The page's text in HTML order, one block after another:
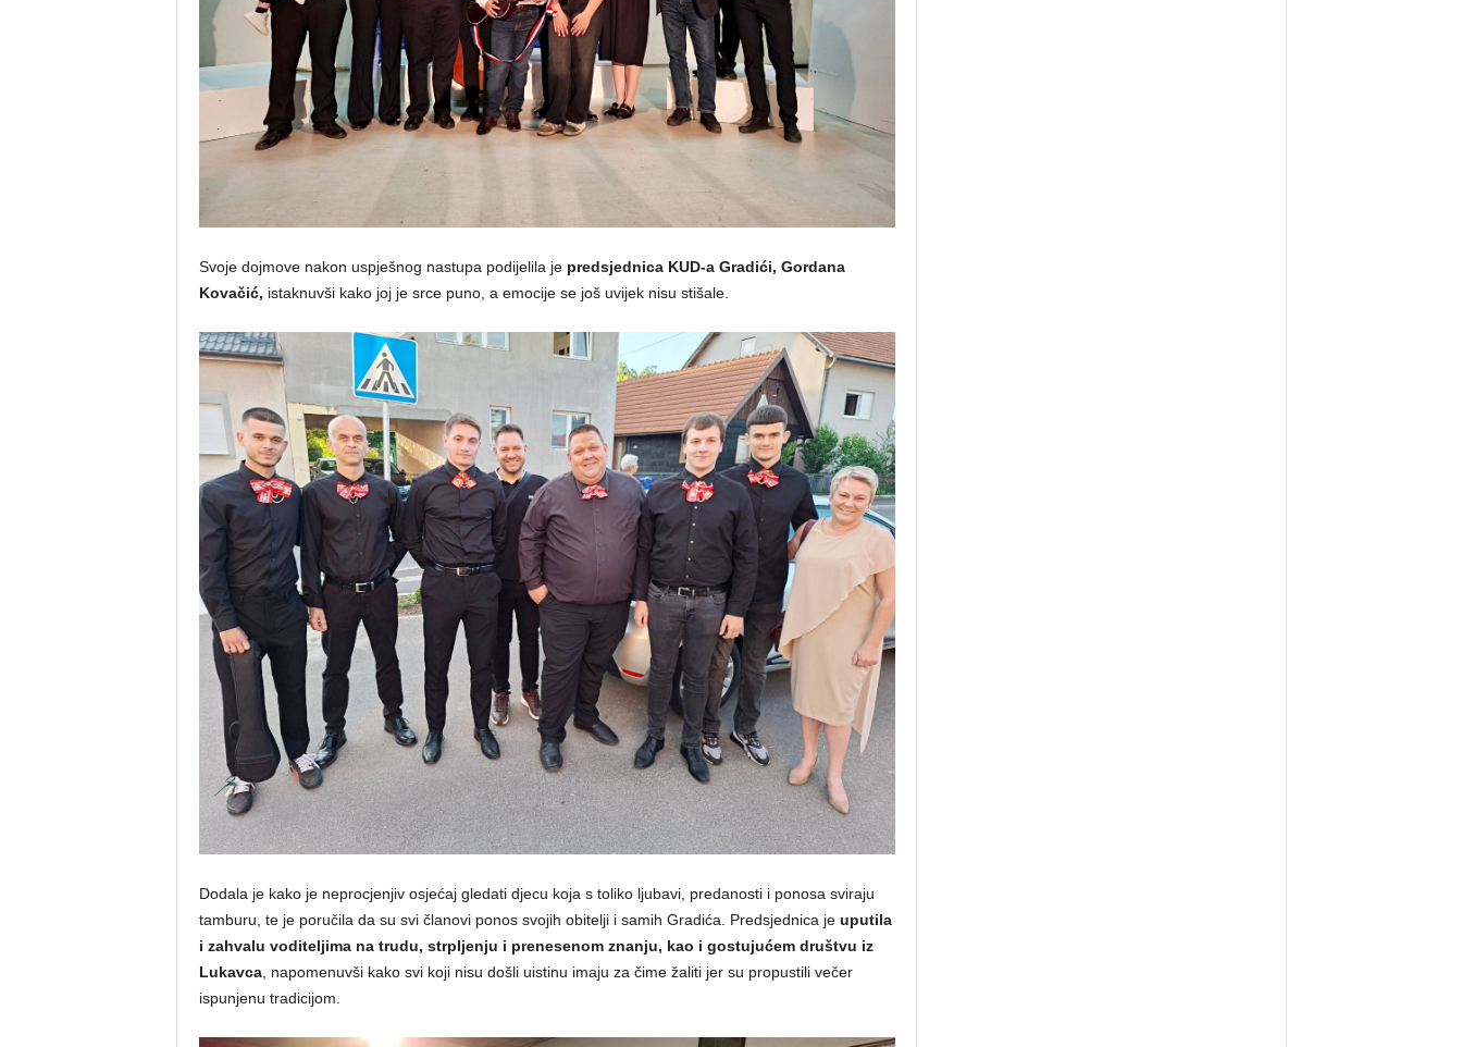
Svoje dojmove nakon uspješnog nastupa podijelila je predsjednica KUD-a Gradići, Gordana
Kovačić, istaknuvši kako joj je srce puno, a emocije se još uvijek nisu stišale.
Dodala je kako je neprocjenjiv osjećaj gledati djecu koja s toliko ljubavi, predanosti i ponosa sviraju
tamburu, te je poručila da su svi članovi ponos svojih obitelji i samih Gradića. Predsjednica jeuputila
i zahvalu voditeljima na trudu, strpljenju i prenesenom znanju, kao i gostujućem društvu iz
Lukavca, napomenuvši kako svi koji nisu došli uistinu imaju za čime žaliti jer su propustili večer
ispunjenu tradicijom.